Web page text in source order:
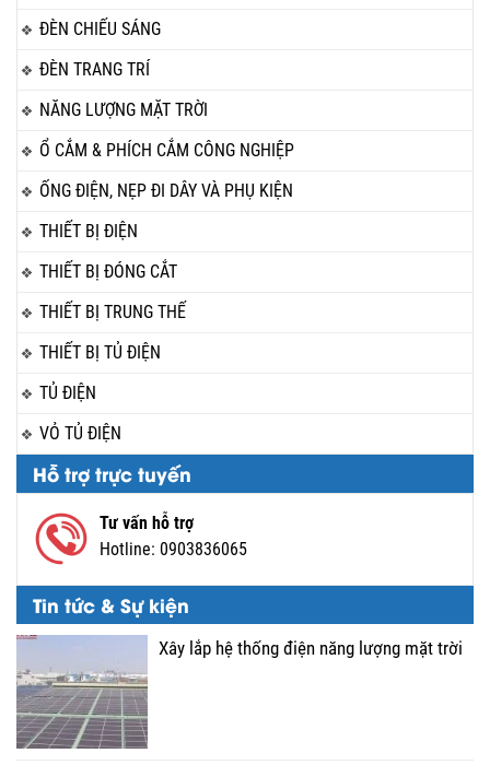
ĐÈN CHIẾU SÁNG
ĐÈN TRANG TRÍ
NĂNG LƯỢNG MẶT TRỜI
Ổ CẮM & PHÍCH CẮM CÔNG NGHIỆP
ỐNG ĐIỆN, NẸP ĐI DÂY VÀ PHỤ KIỆN
THIẾT BỊ ĐIỆN
THIẾT BỊ ĐÓNG CẮT
THIẾT BỊ TRUNG THẾ
THIẾT BỊ TỦ ĐIỆN
TỦ ĐIỆN
VỎ TỦ ĐIỆN
Hỗ trợ trực tuyến
Tư vấn hỗ trợ
Hotline: 0903836065
Tin tức & Sự kiện
Xây lắp hệ thống điện năng lượng mặt trời